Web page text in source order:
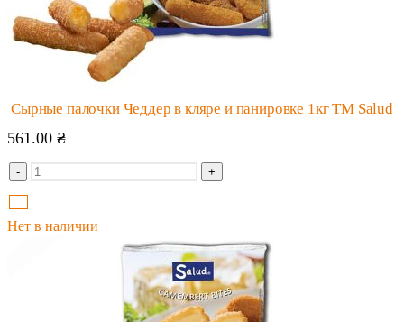
Сырные палочки Чеддер в кляре и панировке 1кг ТМ Salud
561.00 ₴
- +
Нет в наличии